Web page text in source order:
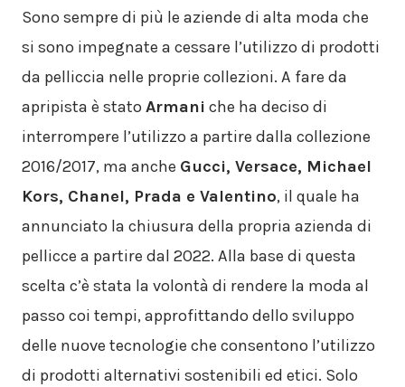
Sono sempre di più le aziende di alta moda che
si sono impegnate a cessare l’utilizzo di prodotti
da pelliccia nelle proprie collezioni. A fare da
apripista è stato Armani che ha deciso di
interrompere l’utilizzo a partire dalla collezione
2016/2017, ma anche Gucci, Versace, Michael
Kors, Chanel, Prada e Valentino, il quale ha
annunciato la chiusura della propria azienda di
pellicce a partire dal 2022. Alla base di questa
scelta c’è stata la volontà di rendere la moda al
passo coi tempi, approfittando dello sviluppo
delle nuove tecnologie che consentono l’utilizzo
di prodotti alternativi sostenibili ed etici. Solo